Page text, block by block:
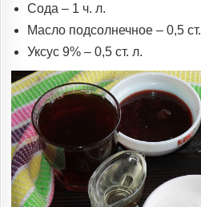
Сода – 1 ч. л.
Масло подсолнечное – 0,5 ст.
Уксус 9% – 0,5 ст. л.